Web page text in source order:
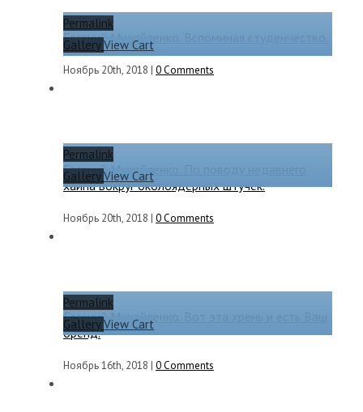
Permalink
GalleryView Cart
Евгений Михайленко. Вспоминая студенчество.
Ноябрь 20th, 2018 | 0 Comments
Permalink
GalleryView Cart
Евгений Михайленко. По поводу недавнего
хайпа вокруг околоядерных штучек.
Ноябрь 20th, 2018 | 0 Comments
Permalink
GalleryView Cart
Евгений Михайленко. Вот эта хрень и есть Ваш
бренд.
Ноябрь 16th, 2018 | 0 Comments